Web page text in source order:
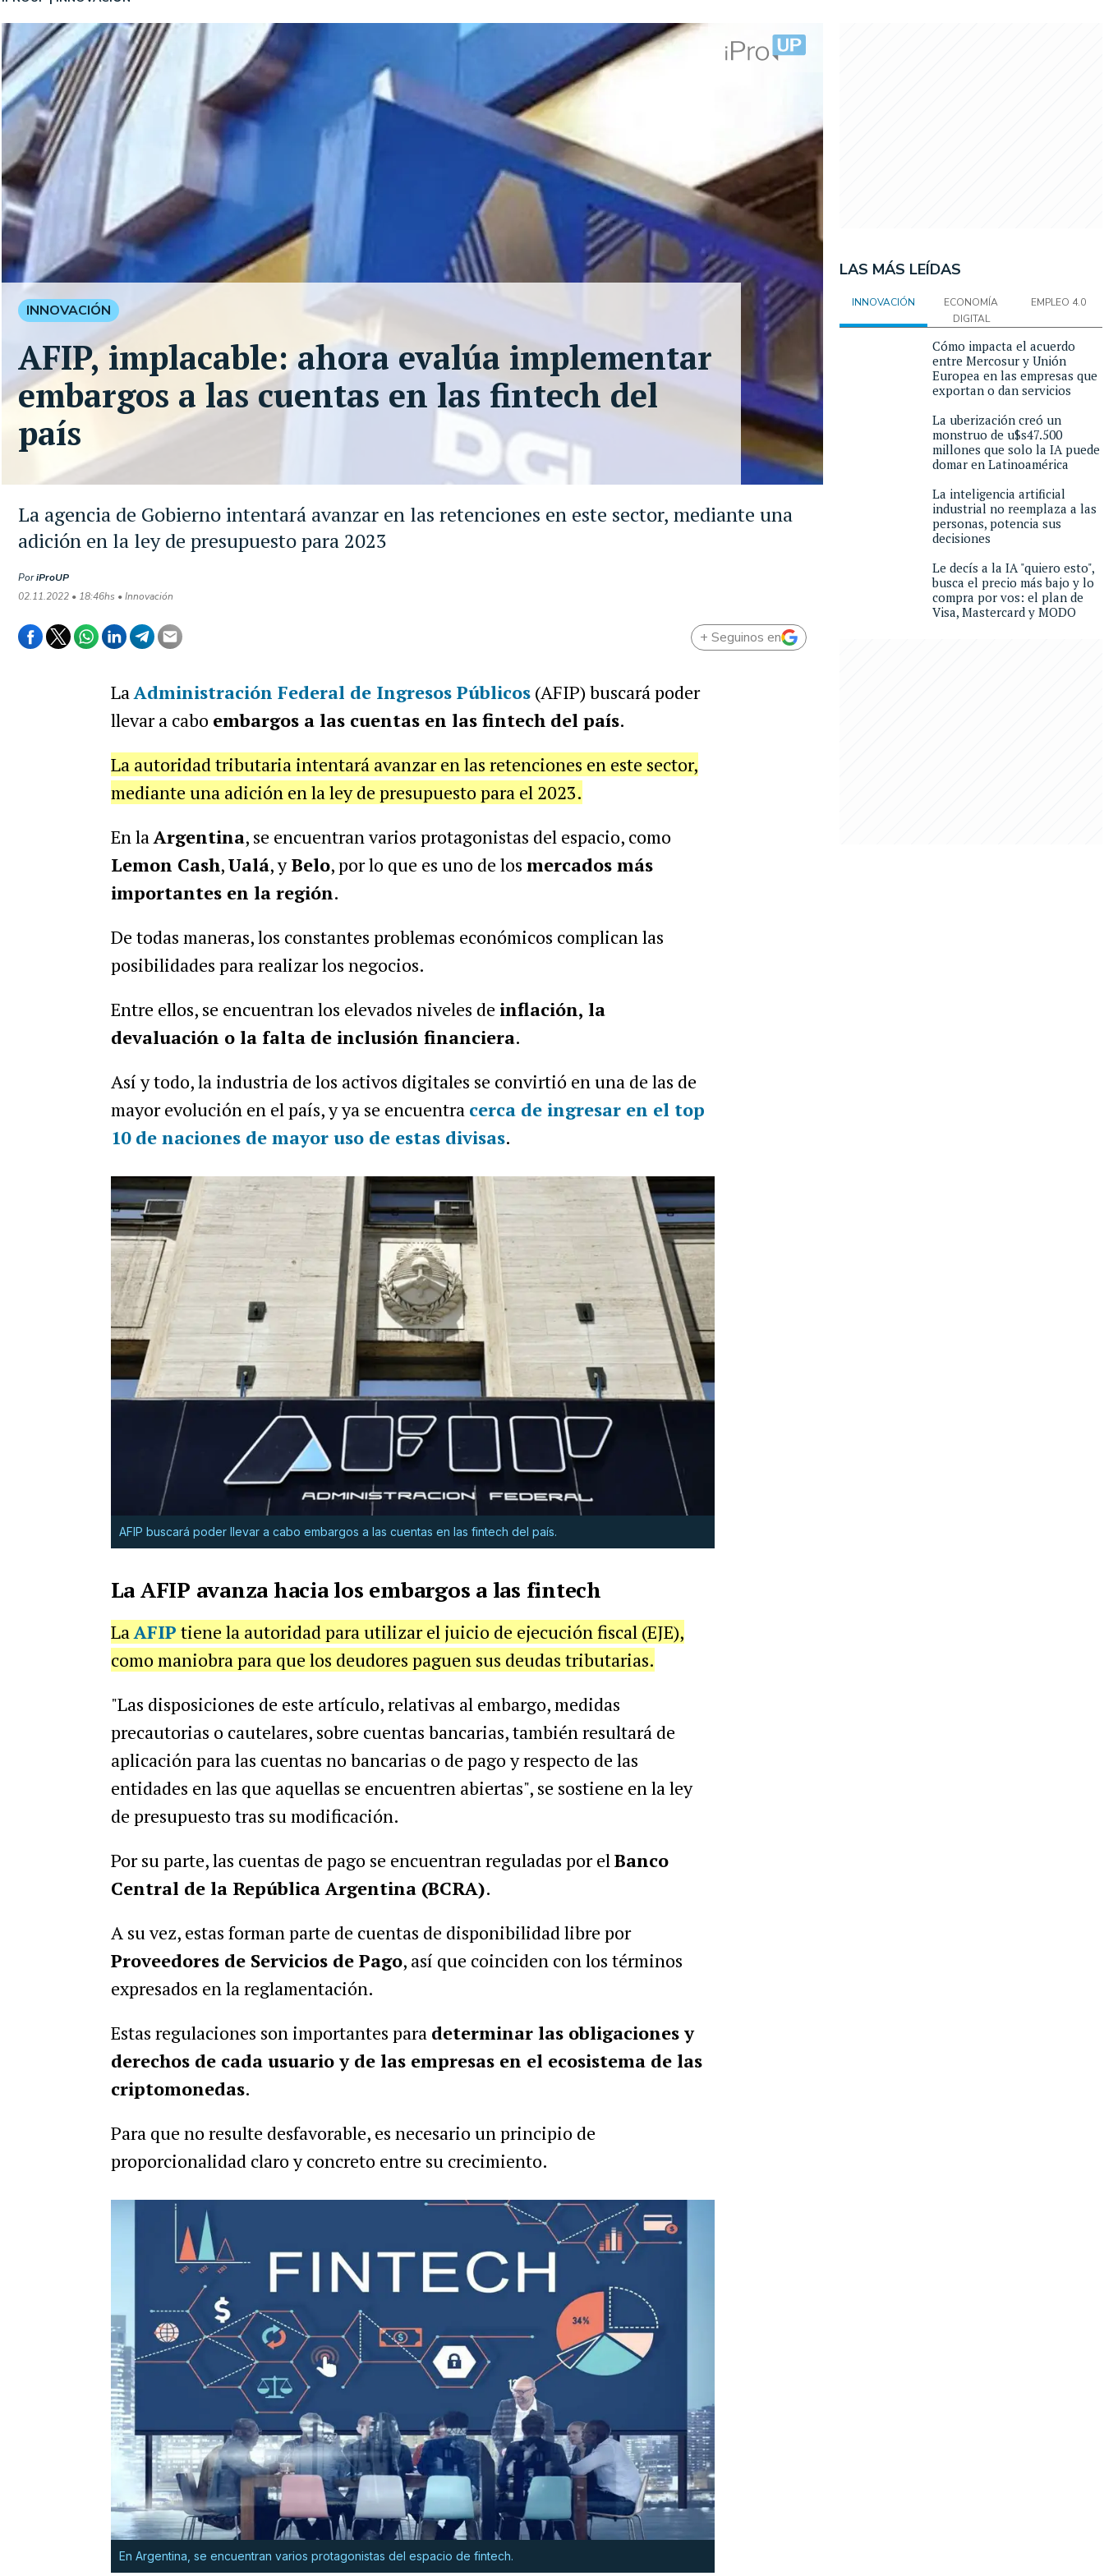
La agencia de Gobierno intentará avanzar en las retenciones en este sector, mediante una
adición en la ley de presupuesto para 2023
PoriProUP
02.11.2022 • 18:46hs • Innovación
INNOVACIÓN
AFIP, implacable: ahora evalúa implementar
embargos a las cuentas en las fintech del
país
+ Seguinos en
LaAdministración Federal de Ingresos Públicos(AFIP) buscará poder
llevar a cabo embargos a las cuentas en las fintech del país.
La autoridad tributaria intentará avanzar en las retenciones en este sector,
mediante una adición en la ley de presupuesto para el 2023.
En laArgentina, se encuentran varios protagonistas del espacio, como
Lemon Cash,Ualá, yBelo, por lo que es uno de los mercados más
importantes en la región.
De todas maneras, los constantes problemas económicos complican las
posibilidades para realizar los negocios.
Entre ellos, se encuentran los elevados niveles de inflación, la
devaluación o la falta de inclusión financiera.
Así y todo, la industria de los activos digitales se convirtió en una de las de
mayor evolución en el país, y ya se encuentra cerca de ingresar en el top
10 de naciones de mayor uso de estas divisas.
AFIP buscará poder llevar a cabo embargos a las cuentas en las fintech del país.
La AFIP avanza hacia los embargos a las fintech
LaAFIP tiene la autoridad para utilizar el juicio de ejecución fiscal (EJE),
como maniobra para que los deudores paguen sus deudas tributarias.
"Las disposiciones de este artículo, relativas al embargo, medidas
precautorias o cautelares, sobre cuentas bancarias, también resultará de
aplicación para las cuentas no bancarias o de pago y respecto de las
entidades en las que aquellas se encuentren abiertas", se sostiene en la ley
de presupuesto tras su modificación.
Por su parte, las cuentas de pago se encuentran reguladas por elBanco
Central de la República Argentina (BCRA).
A su vez, estas forman parte de cuentas de disponibilidad libre por
Proveedores de Servicios de Pago, así que coinciden con los términos
expresados en la reglamentación.
Estas regulaciones son importantes para determinar las obligaciones y
derechos de cada usuario y de las empresas en el ecosistema de las
criptomonedas.
Para que no resulte desfavorable, es necesario un principio de
proporcionalidad claro y concreto entre su crecimiento.
En Argentina, se encuentran varios protagonistas del espacio de fintech.
LAS MÁS LEÍDAS
INNOVACIÓN
ECONOMÍA
DIGITAL
EMPLEO 4.0
Cómo impacta el acuerdo
entre Mercosur y Unión
Europea en las empresas que
exportan o dan servicios
La uberización creó un
monstruo de u$s47.500
millones que solo la IA puede
domar en Latinoamérica
La inteligencia artificial
industrial no reemplaza a las
personas, potencia sus
decisiones
Le decís a la IA "quiero esto",
busca el precio más bajo y lo
compra por vos: el plan de
Visa, Mastercard y MODO